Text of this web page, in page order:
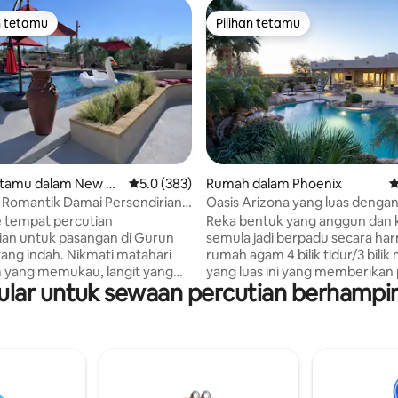
5, 209 ulasan
tetamu
tetamu
dalam New Ri
Penarafan purata 5.0 daripada 5, 383 ulasan
5.0 (383)
Damai Persendirian
Renang
tempat percutian
untuk pasangan di Gurun
indah. Nikmati matahari
memukau, langit yang
bintang, bersantai di tepi
dan akses kepada laluan
Pleasant dan perjalanan
Pilihan tetamu
Pilihan tetamu
Rumah dalam Phoenix
Oasis Arizona yang luas
Belakang Impian
Reka bentuk yang anggun dan
semula jadi berpadu secara
rumah agam 4 bilik tidur/3 bilik
yang luas ini yang memberikan
terpencil di luar bandar utara
namun terletak hanya
padang pasir yang subur dan
renang gaya resort dan tab
untuk sewaan percutian